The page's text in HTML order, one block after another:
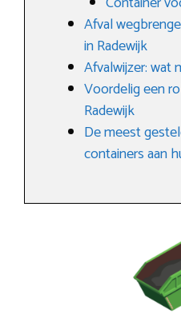
Afval
in Radewijk
Afvalwijzer: wat
Voordelig een
Radewijk
De meest
containers aan